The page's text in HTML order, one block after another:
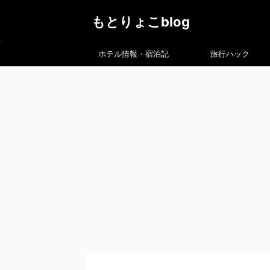
もとりょこblog
ホテル情報・宿泊記 旅行ハック